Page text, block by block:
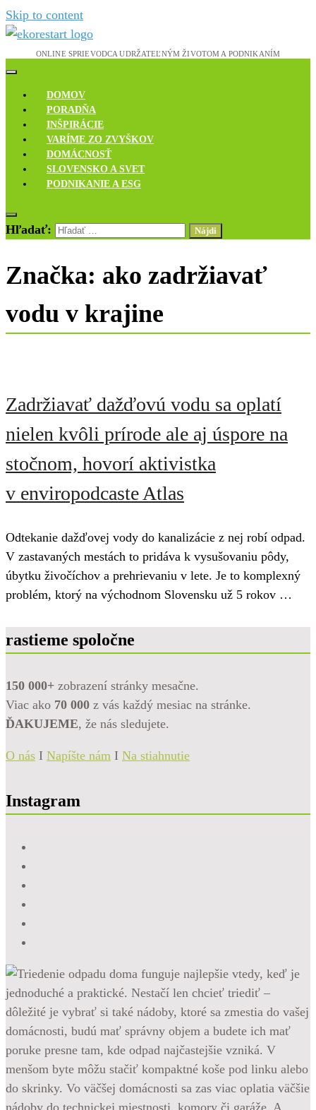
Skip to content
Ekoreštart
Novinky, rozhovory a inšpirácie
DOMOV
PORADŇA
INŠPIRÁCIE
VARÍME ZO ZVYŠKOV
DOMÁCNOSŤ
SLOVENSKO A SVET
PODNIKANIE A ESG
Hľadať:
Značka: ako zadržiavať
vodu v krajine
Zadržiavať dažďovú vodu sa oplatí
nielen kvôli prírode ale aj úspore na
stočnom, hovorí aktivistka
v enviropodcaste Atlas
Odtekanie dažďovej vody do kanalizácie z nej robí odpad.
V zastavaných mestách to pridáva k vysušovaniu pôdy,
úbytku živočíchov a prehrievaniu v lete. Je to komplexný
problém, ktorý na východnom Slovensku už 5 rokov …
rastieme spoločne
150 000+ zobrazení stránky mesačne.
Viac ako 70 000 z vás každý mesiac na stránke.
ĎAKUJEME, že nás sledujete.
O nás I Napíšte nám I Na stiahnutie
Instagram